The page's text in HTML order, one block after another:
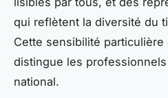
qui reflètent la diversité du
Cette sensibilité
distingue les
national.